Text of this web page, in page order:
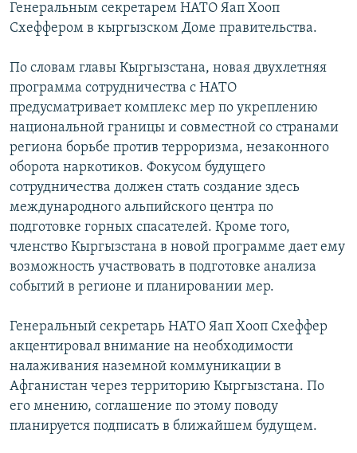
Генеральным секретарем НАТО Яап Хооп
Схеффером в кыргызском Доме правительства.
По словам главы Кыргызстана, новая двухлетняя
программа сотрудничества с НАТО
предусматривает комплекс мер по укреплению
национальной границы и совместной со странами
региона борьбе против терроризма, незаконного
оборота наркотиков. Фокусом будущего
сотрудничества должен стать создание здесь
международного альпийского центра по
подготовке горных спасателей. Кроме того,
членство Кыргызстана в новой программе дает ему
возможность участвовать в подготовке анализа
событий в регионе и планировании мер.
Генеральный секретарь НАТО Яап Хооп Схеффер
акцентировал внимание на необходимости
налаживания наземной коммуникации в
Афганистан через территорию Кыргызстана. По
его мнению, соглашение по этому поводу
планируется подписать в ближайшем будущем.